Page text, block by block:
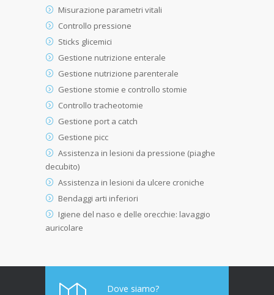
Misurazione parametri vitali
Controllo pressione
Sticks glicemici
Gestione nutrizione enterale
Gestione nutrizione parenterale
Gestione stomie e controllo stomie
Controllo tracheotomie
Gestione port a catch
Gestione picc
Assistenza in lesioni da pressione (piaghe
decubito)
Assistenza in lesioni da ulcere croniche
Bendaggi arti inferiori
Igiene del naso e delle orecchie: lavaggio
auricolare
Dove siamo?